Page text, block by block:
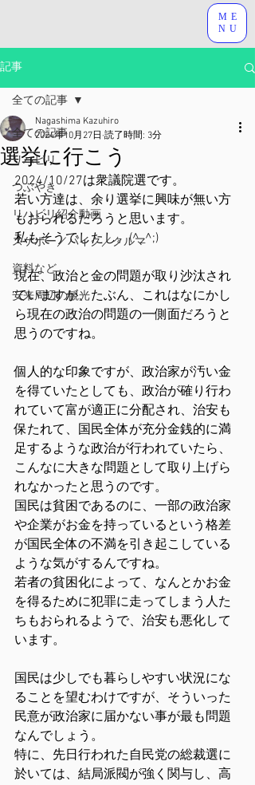
ME
NU
記事
全ての記事
リハビリ
つぶやき
リハビリ紹介動画
スケボー／バイク／クルマ
資料など
安来周辺の観光
全ての記事
選挙に行こう
Nagashima Kazuhiro
2024年10月27日 読了時間: 3分
2024/10/27は衆議院選です。
若い方達は、余り選挙に興味が無い方
もおられるだろうと思います。
私もそうでしたし。(^_^;)
現在、政治と金の問題が取り沙汰され
ていますが、たぶん、これはなにかし
ら現在の政治の問題の一側面だろうと
思うのですね。
個人的な印象ですが、政治家が汚い金
を得ていたとしても、政治が確り行わ
れていて富が適正に分配され、治安も
保たれて、国民全体が充分金銭的に満
足するような政治が行われていたら、
こんなに大きな問題として取り上げら
れなかったと思うのです。
国民は貧困であるのに、一部の政治家
や企業がお金を持っているという格差
が国民全体の不満を引き起こしている
ような気がするんですね。
若者の貧困化によって、なんとかお金
を得るために犯罪に走ってしまう人た
ちもおられるようで、治安も悪化して
います。
国民は少しでも暮らしやすい状況にな
ることを望むわけですが、そういった
民意が政治家に届かない事が最も問題
なんでしょう。
特に、先日行われた自民党の総裁選に
於いては、結局派閥が強く関与し、高